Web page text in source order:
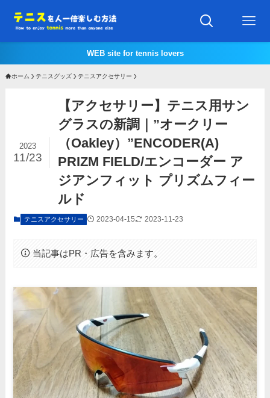
WEB site for tennis lovers
ホーム テニスグッズ テニスアクセサリー
【アクセサリー】テニス用サン
グラスの新調｜”オークリー
（Oakley）”ENCODER(A)
PRIZM FIELD/エンコーダー ア
ジアンフィット プリズムフィー
ルド
2023
11/23
テニスアクセサリー 2023-04-15 2023-11-23
当記事はPR・広告を含みます。